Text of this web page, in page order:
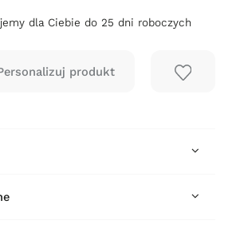
dla Ciebie do 25 dni roboczych